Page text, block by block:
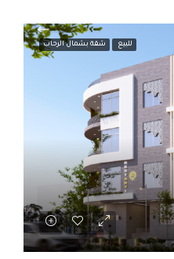
للبيع شقة بشمال الرحاب